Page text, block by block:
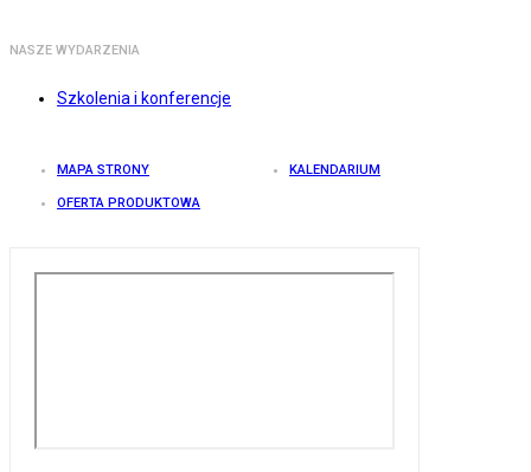
NASZE WYDARZENIA
Szkolenia i konferencje
MAPA STRONY KALENDARIUM
OFERTA PRODUKTOWA